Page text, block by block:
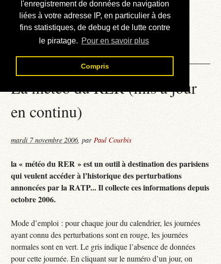
l'enregistrement de données de navigation
liées à votre adresse IP, en particulier à des
fins statistiques, de debug et de lutte contre
le piratage. Pour en savoir plus
Compris
Liens externes
Téléchargement
Contact
La météo du RER (mis à jour
en continu)
mardi 7 novembre 2006,parPaul Courbis
la « météo du RER » est un outil à destination des parisiens
qui veulent accéder à l’historique des perturbations
annoncées par la RATP... Il collecte ces informations depuis
octobre 2006.
Mode d’emploi : pour chaque jour du calendrier, les journées
ayant connu des perturbations sont en rouge, les journées
normales sont en vert. Le gris indique l’absence de données
pour cette journée. En cliquant sur le numéro d’un jour, on